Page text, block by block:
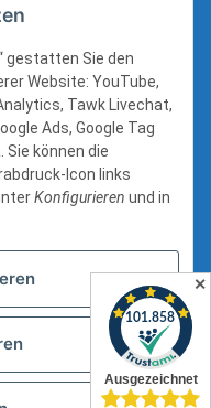
gestatten Sie den
Website: YouTube,
Tawk Livechat,
Ads, Google Tag
Sie können die
Icon links
Konfigurieren und in
✕